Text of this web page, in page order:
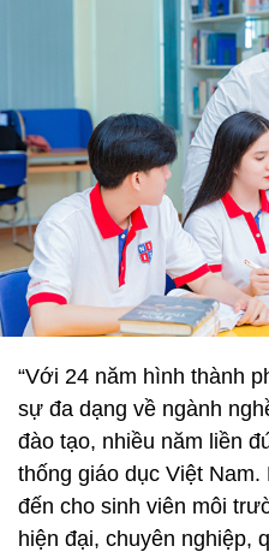
“Với 24 năm hình thành
sự đa dạng về ngành
đào tạo, nhiều năm liền
thống giáo dục Việt
đến cho sinh viên môi
hiện đại, chuyên nghiệp,